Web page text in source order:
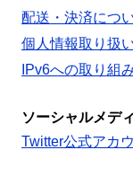
配送・決済につ
個人情報取り扱
IPv6への取り組
ソーシャルメデ
Twitter公式アカ